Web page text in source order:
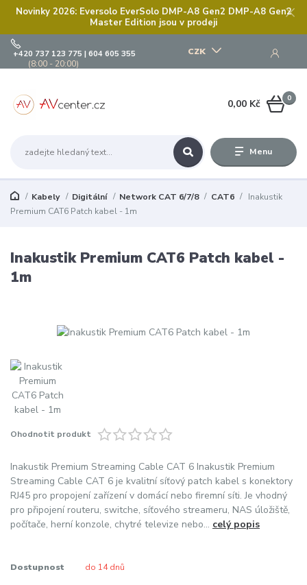
Novinky 2026: Eversolo EverSolo DMP-A8 Gen2 DMP-A8 Gen2
Master Edition jsou v prodeji
Menu
CZK
+420 737 123 775 | 604 605 355
(8:00 - 20:00)
0
0,00 Kč
Kabely Digitální Network CAT 6/7/8 CAT6
Inakustik
Premium CAT6 Patch kabel - 1m
Inakustik Premium CAT6 Patch kabel -
1m
Ohodnotit produkt
Inakustik Premium Streaming Cable CAT 6 Inakustik Premium
Streaming Cable CAT 6 je kvalitní síťový patch kabel s konektory
RJ45 pro propojení zařízení v domácí nebo firemní síti. Je vhodný
pro připojení routeru, switche, síťového streameru, NAS úložiště,
počítače, herní konzole, chytré televize nebo... celý popis
Dostupnost do 14 dnů